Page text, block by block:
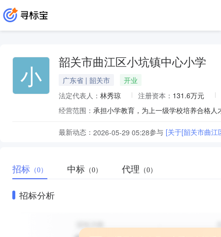
小 韶关市曲江区小坑镇中心小学
广东省 | 韶关市
开业
法定代表人： 林秀琼 注册资本： 131.6万元
经营范围： 承担小学教育，为上一级学校培养合格人
最新动态： 2026-05-29 05:28参与 [关于[韶关市曲
招标 （0） 中标 （0） 代理 （0）
招标分析